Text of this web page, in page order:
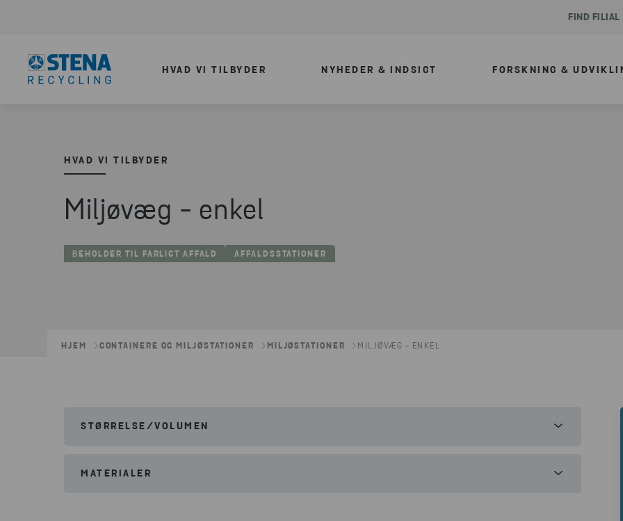
FIND FILIAL
HVAD VI TILBYDER NYHEDER & INDSIGT FORSKNING &
HVAD VI TILBYDER
Miljøvæg - enkel
BEHOLDER TIL FARLIGT AFFALD AFFALDSSTATIONER
HJEM CONTAINERE OG MILJØSTATIONER MILJØSTATIONER MILJØVÆG - ENKEL
STØRRELSE/VOLUMEN
Højde: 190cm
MATERIALER